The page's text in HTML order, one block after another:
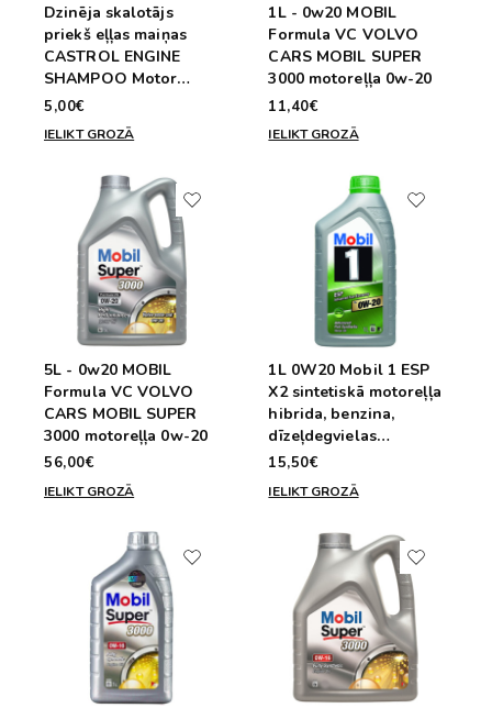
Dzinēja skalotājs
priekš eļļas maiņas
CASTROL ENGINE
SHAMPOO Motor
Flush 10min. 300ml
5,00€
IELIKT GROZĀ
1L - 0w20 MOBIL
Formula VC VOLVO
CARS MOBIL SUPER
3000 motoreļļa 0w-20
11,40€
IELIKT GROZĀ
5L - 0w20 MOBIL
Formula VC VOLVO
CARS MOBIL SUPER
3000 motoreļļa 0w-20
56,00€
IELIKT GROZĀ
1L 0W20 Mobil 1 ESP
X2 sintetiskā motoreļļa
hibrida, benzina,
dīzeļdegvielas
automašīnam 0W-20
15,50€
IELIKT GROZĀ